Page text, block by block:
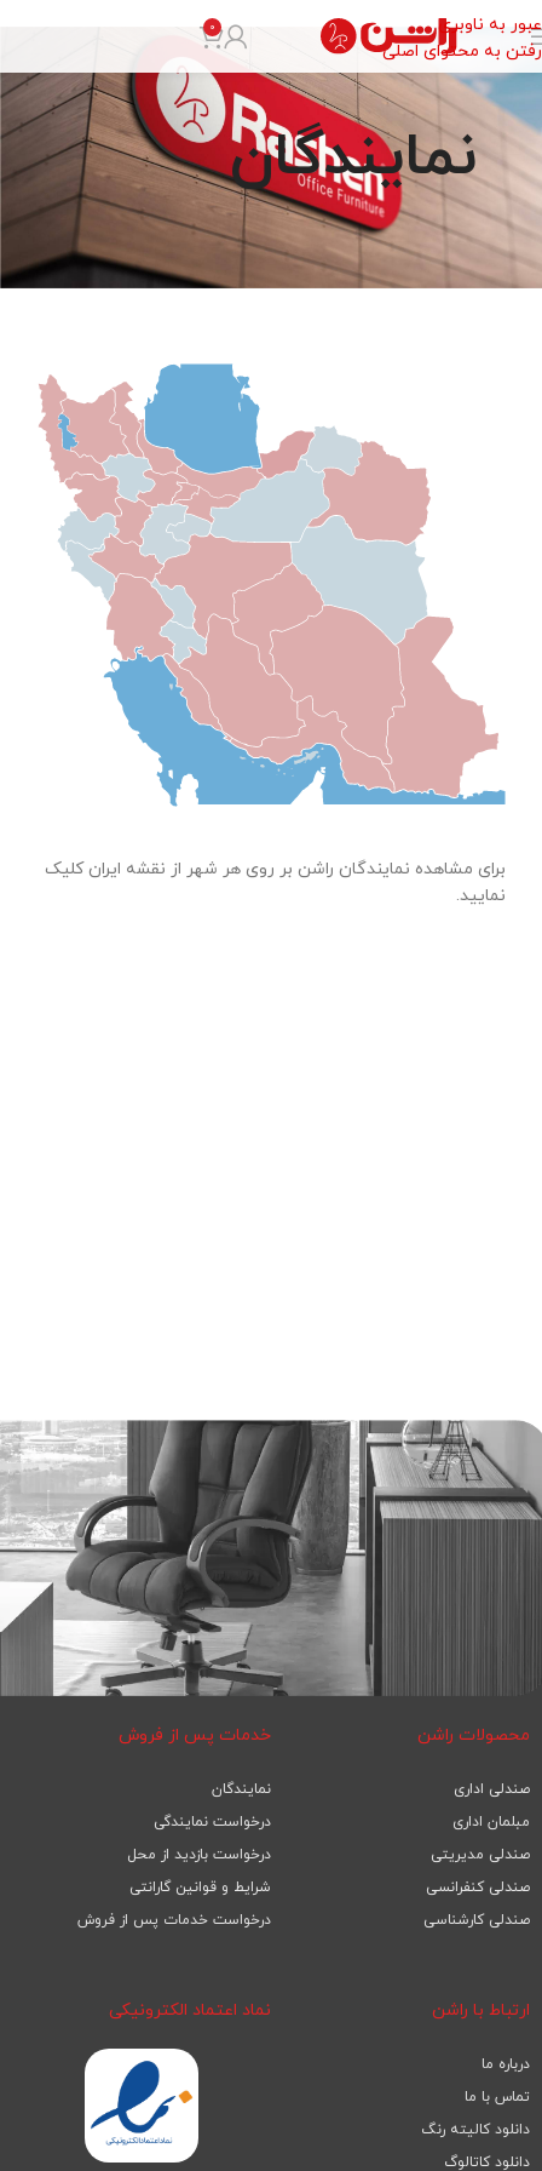
عبور به ناوبری
رفتن به محتوای اصلی
0
نمایندگان
برای مشاهده نمایندگان راشن بر روی هر شهر از نقشه ایران کلیک
نمایید.
محصولات راشن
صندلی اداری
مبلمان اداری
صندلی مدیریتی
صندلی کنفرانسی
صندلی کارشناسی
خدمات پس از فروش
نمایندگان
درخواست نمایندگی
درخواست بازدید از محل
شرایط و قوانین گارانتی
درخواست خدمات پس از فروش
ارتباط با راشن
درباره ما
تماس با ما
دانلود کالیته رنگ
دانلود کاتالوگ
نماد اعتماد الکترونیکی